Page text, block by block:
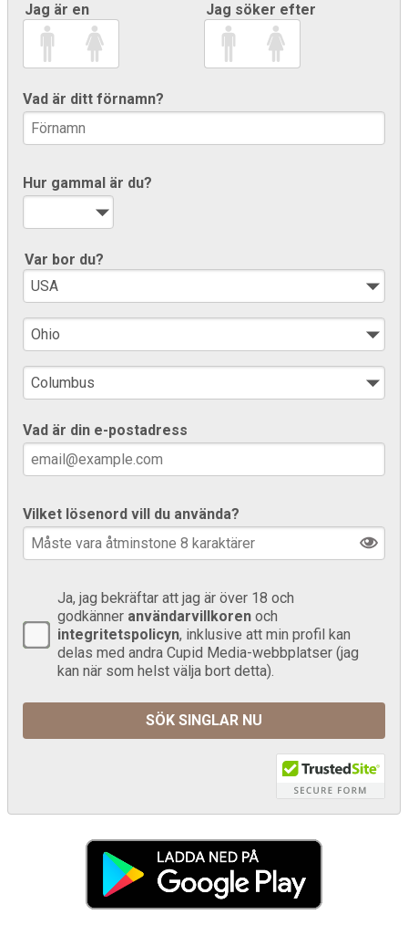
Jag är en Jag söker efter
Vad är ditt förnamn?
Hur gammal är du?
Var bor du?
Vad är din e-postadress
Vilket lösenord vill du använda?
Ja, jag bekräftar att jag är över 18 och
godkänner användarvillkoren och
integritetspolicyn, inklusive att min profil kan
delas med andra Cupid Media-webbplatser (jag
kan när som helst välja bort detta).